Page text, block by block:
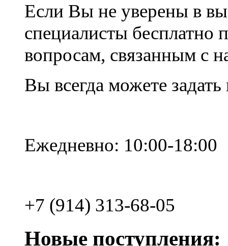
Если Вы не уверены в
специалисты
вопросам, связанным с
Вы всегда можете
Ежедневно: 10:00-18:00
+7 (914) 313-68-05
Новые поступления: